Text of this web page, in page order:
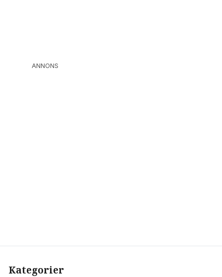
ANNONS
Kategorier